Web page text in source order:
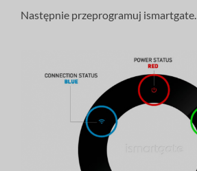
Następnie przeprogramuj ismartgate.